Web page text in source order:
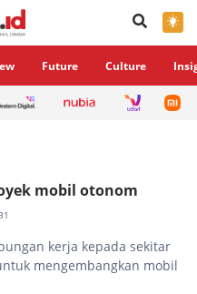
×
Future Culture
mobil otonom
kerja kepada sekitar
mengembangkan mobil